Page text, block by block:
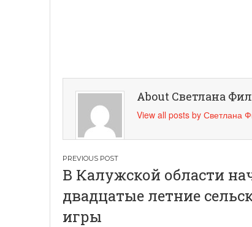
About Светлана
View all posts by Светлана
Навигация
по
записям
В Калужской области
двадцатые летние
игры